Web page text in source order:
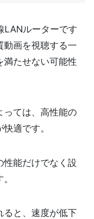
LANルーターです
動画を視聴する一
満たせない可能性
っては、高性能の
適です。
性能だけでなく設
ると、速度が低下